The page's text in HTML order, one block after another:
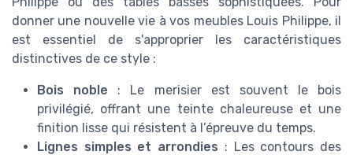
donner une nouvelle vie à vos meubles Louis Philippe, il
est essentiel de s'approprier les caractéristiques
distinctives de ce style :
Bois noble : Le merisier est souvent le bois
privilégié, offrant une teinte chaleureuse et une
finition lisse qui résistent à l’épreuve du temps.
Lignes simples et arrondies : Les contours des